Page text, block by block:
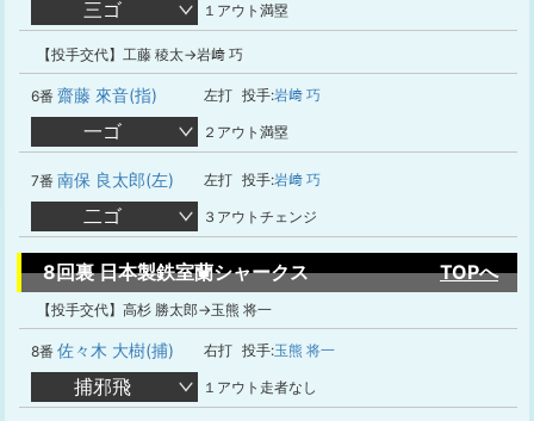
三ゴ １アウト満塁
【投手交代】工藤 稜太→岩﨑 巧
6番 齋藤 來音(指) 左打 投手:岩﨑 巧
一ゴ ２アウト満塁
7番 南保 良太郎(左) 左打 投手:岩﨑 巧
二ゴ ３アウトチェンジ
8回裏 日本製鉄室蘭シャークス TOPへ
【投手交代】高杉 勝太郎→玉熊 将一
8番 佐々木 大樹(捕) 右打 投手:玉熊 将一
捕邪飛 １アウト走者なし